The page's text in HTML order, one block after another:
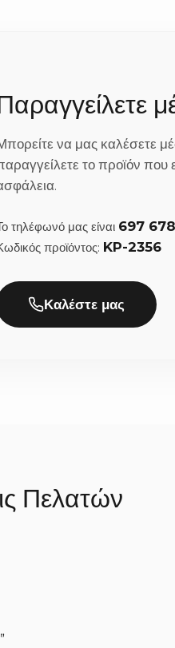
πάντα και το κερί (η
ίδιες κορδέλες,
απόλυτα αρμονικό
να μας καλέσετε
το προϊόν που
τηλέφωνό μας είναι 697
προϊόντος: KP-2356
Καλέστε μας
Πελατών